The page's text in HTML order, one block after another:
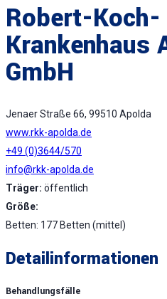
Robert-Koch-
Krankenhaus
GmbH
Jenaer Straße 66, 99510 Apolda
www.rkk-apolda.de
+49 (0)3644/570
info@rkk-apolda.de
Träger: öffentlich
Größe:
Betten: 177 Betten (mittel)
Detailinformationen
Behandlungsfälle